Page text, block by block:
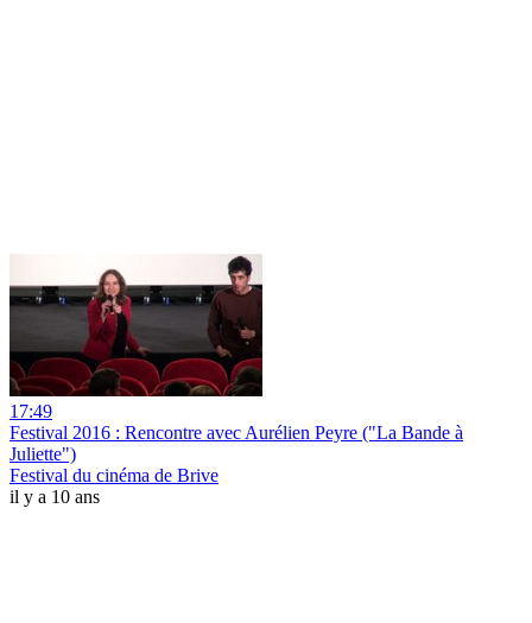
17:49
Festival 2016 : Rencontre avec Aurélien Peyre ("La Bande à
Juliette")
Festival du cinéma de Brive
il y a 10 ans